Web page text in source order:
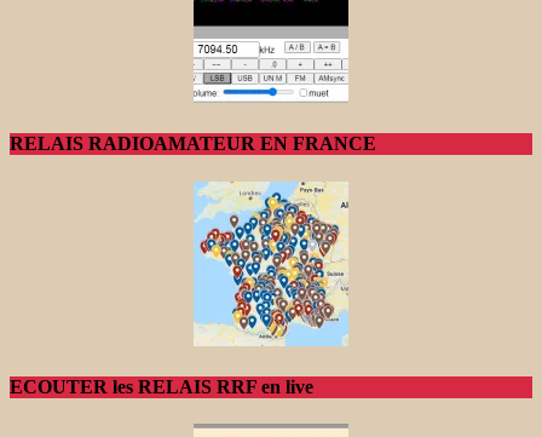
RELAIS RADIOAMATEUR EN FRANCE
ECOUTER les RELAIS RRF en live